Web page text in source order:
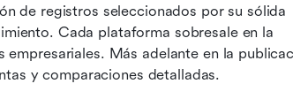
de registros seleccionados por su sólida
Cada plataforma sobresale en la
Más adelante en la
y comparaciones detalladas.